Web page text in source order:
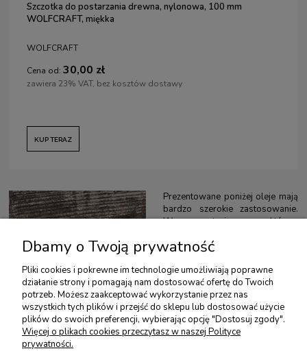
Szczotka do postarzania drewna, nylonowa, 100 mm
WOLFCRAFT, miękka
WOLFCRAFT
Cena od: 30,00 zł
zawiera 23% VAT, bez kosztów dostawy
KUP TERAZ
Prezentowane poniżej oleje mają
bardzo szerokie zastosowanie.
W warsztacie, w którym
jak i drewno, mogą być
sposobów. Aby wybrać
właściwy olej, zachęcamy do
skorzystania z przygotowanych
filtrów.
Oleje do drewna i
Dbamy o Twoją prywatność
Pliki cookies i pokrewne im technologie umożliwiają poprawne
działanie strony i pomagają nam dostosować ofertę do Twoich
potrzeb. Możesz zaakceptować wykorzystanie przez nas
wszystkich tych plików i przejść do sklepu lub dostosować użycie
plików do swoich preferencji, wybierając opcję "Dostosuj zgody".
Więcej o plikach cookies przeczytasz w naszej Polityce
prywatności.